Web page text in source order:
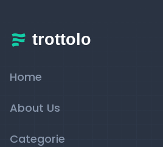
Home
About Us
Categorie